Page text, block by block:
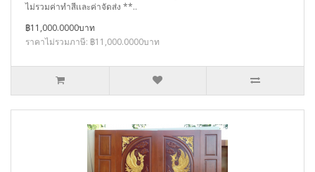
ไม่รวมค่าทำสีเเละค่าจัดส่ง **..
฿11,000.0000บาท
ราคาไม่รวมภาษี: ฿11,000.0000บาท